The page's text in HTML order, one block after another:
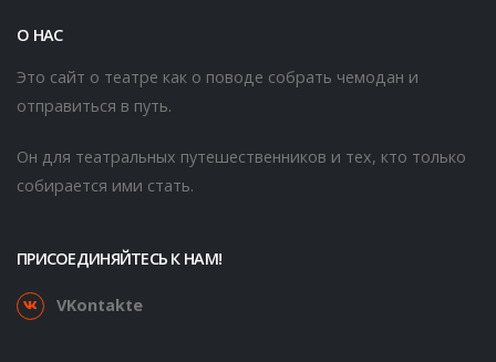
О НАС
Это сайт о театре как о поводе собрать чемодан и
отправиться в путь.
Он для театральных путешественников и тех, кто только
собирается ими стать.
ПРИСОЕДИНЯЙТЕСЬ К НАМ!
VKontakte